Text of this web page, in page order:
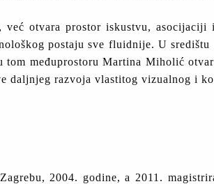
otvara prostor iskustvu,
postaju sve fluidnije. U
međuprostoru Martina Miholić
daljnjeg razvoja vlastitog vizualnog i
2004. godine, a 2011.